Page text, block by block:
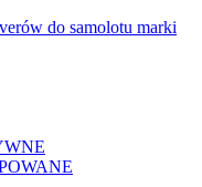
do samolotu marki